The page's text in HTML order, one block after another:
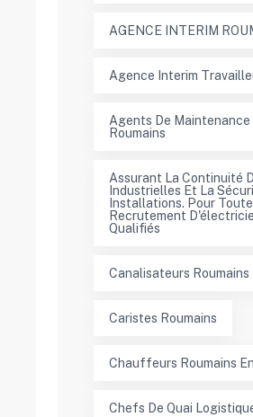
AGENCE INTERIM
Agence Interim
Agents De Maintenance
Roumains
Assurant La Continuité
Industrielles Et La
Installations. Pour
Recrutement
Qualifiés
Canalisateurs Roumains
Caristes Roumains
Chauffeurs Roumains
Chefs De Quai